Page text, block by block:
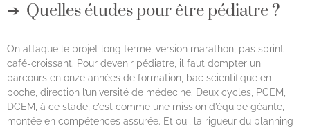
Quelles études pour être pédiatre ?
On attaque le projet long terme, version marathon, pas sprint
café-croissant. Pour devenir pédiatre, il faut dompter un
parcours en onze années de formation, bac scientifique en
poche, direction l’université de médecine. Deux cycles, PCEM,
DCEM, à ce stade, c’est comme une mission d’équipe géante,
montée en compétences assurée. Et oui, la rigueur du planning